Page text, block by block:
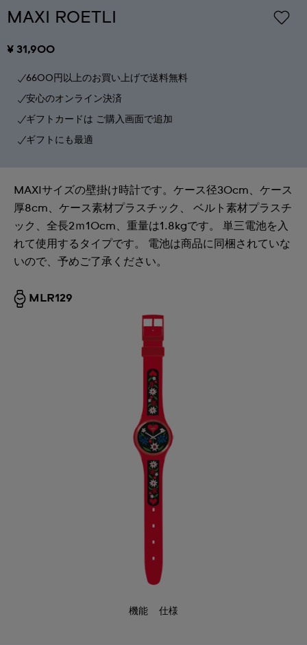
MAXI ROETLI
¥ 31,900
6600円以上のお買い上げで送料無料
安心のオンライン決済
ギフトカードは ご購入画面で追加
ギフトにも最適
MAXIサイズの壁掛け時計です。ケース径30cm、ケース
厚8cm、ケース素材プラスチック、 ベルト素材プラスチ
ック、全長2ｍ10cm、重量は1.8kgです。 単三電池を入
れて使用するタイプです。 電池は商品に同梱されていな
いので、予めご了承ください。
MLR129
機能 仕様